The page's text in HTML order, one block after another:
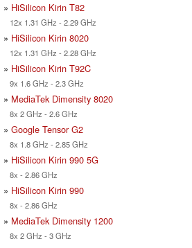
» HiSilicon Kirin T82
12x 1.31 GHz - 2.29 GHz
» HiSilicon Kirin 8020
12x 1.31 GHz - 2.28 GHz
» HiSilicon Kirin T92C
9x 1.6 GHz - 2.3 GHz
» MediaTek Dimensity 8020
8x 2 GHz - 2.6 GHz
» Google Tensor G2
8x 1.8 GHz - 2.85 GHz
» HiSilicon Kirin 990 5G
8x - 2.86 GHz
» HiSilicon Kirin 990
8x - 2.86 GHz
» MediaTek Dimensity 1200
8x 2 GHz - 3 GHz